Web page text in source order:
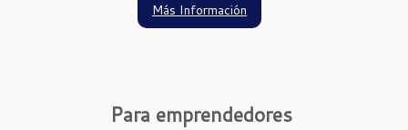
Más Información
Para emprendedores